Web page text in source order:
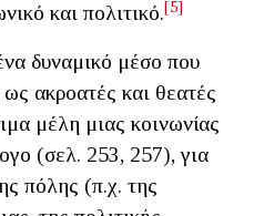
και πολιτικό.[5]
δυναμικό μέσο που
ως ακροατές και θεατές
μέλη μιας κοινωνίας
(σελ. 253, 257), για
πόλης (π.χ. της